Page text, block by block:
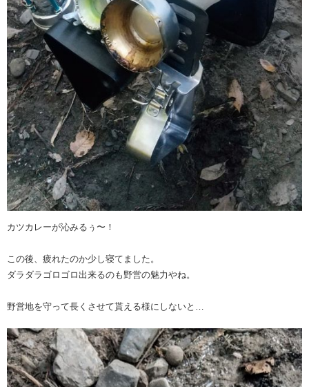
カツカレーが沁みるぅ〜！
この後、疲れたのか少し寝てました。
ダラダラゴロゴロ出来るのも野営の魅力やね。
野営地を守って長くさせて貰える様にしないと…